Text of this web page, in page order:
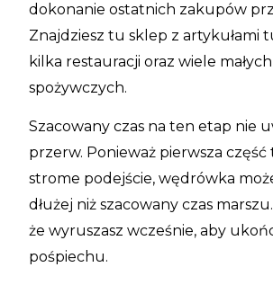
dokonanie ostatnich zakupów
Znajdziesz tu sklep z artykułami
kilka restauracji oraz wiele
spożywczych.
Szacowany czas na ten etap nie
przerw. Ponieważ pierwsza część
strome podejście, wędrówka
dłużej niż szacowany czas
że wyruszasz wcześnie, aby
pośpiechu.